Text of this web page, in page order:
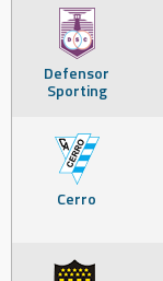
Defensor
Sporting
Cerro